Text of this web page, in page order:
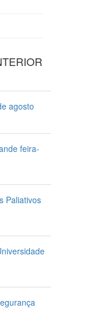
agosto
feira-
Paliativos